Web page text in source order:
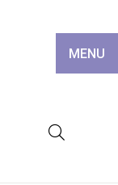
MENU